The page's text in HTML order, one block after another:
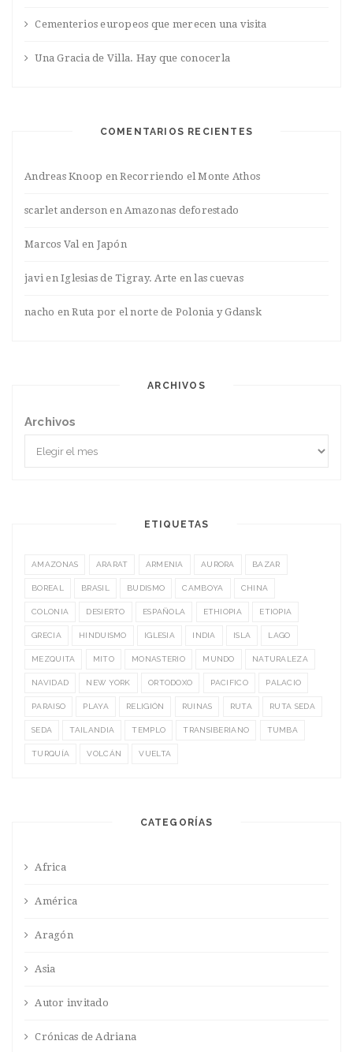
Cementerios europeos que merecen una visita
Una Gracia de Villa. Hay que conocerla
COMENTARIOS RECIENTES
Andreas Knoop enRecorriendo el Monte Athos
scarlet anderson enAmazonas deforestado
Marcos Valen Japón
javienIglesias de Tigray. Arte en las cuevas
nacho enRuta por el norte de Polonia y Gdansk
ARCHIVOS
Archivos
ETIQUETAS
AMAZONAS ARARAT ARMENIA AURORA BAZAR
BOREAL BRASIL BUDISMO CAMBOYA CHINA
COLONIA DESIERTO ESPAÑOLA ETHIOPIA ETIOPIA
GRECIA HINDUISMO IGLESIA INDIA ISLA LAGO
MEZQUITA MITO MONASTERIO MUNDO NATURALEZA
NAVIDAD NEW YORK ORTODOXO PACIFICO PALACIO
PARAISO PLAYA RELIGIÓN RUINAS RUTA RUTA SEDA
SEDA TAILANDIA TEMPLO TRANSIBERIANO TUMBA
TURQUÍA VOLCÁN VUELTA
CATEGORÍAS
Africa
América
Aragón
Asia
Autor invitado
Crónicas de Adriana